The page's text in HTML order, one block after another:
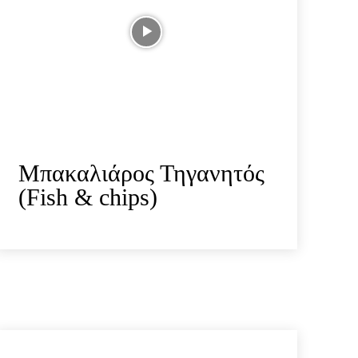
Μπακαλιάρος Τηγανητός
(Fish & chips)